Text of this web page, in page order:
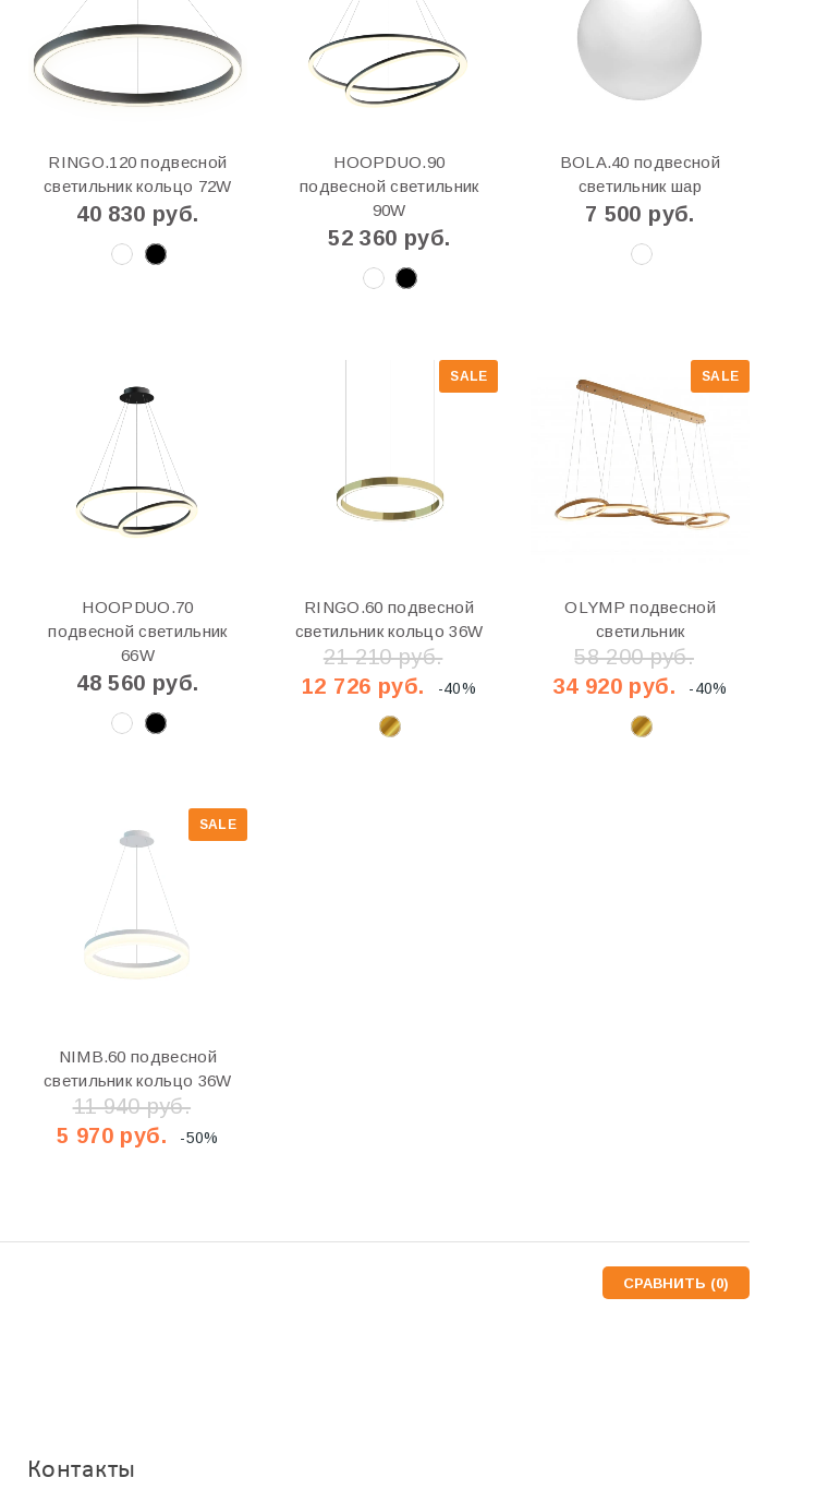
RINGO.120 подвесной
светильник кольцо 72W
40 830 руб.
HOOPDUO.90
подвесной светильник
90W
52 360 руб.
BOLA.40 подвесной
светильник шар
7 500 руб.
HOOPDUO.70
подвесной светильник
66W
48 560 руб.
SALE
RINGO.60 подвесной
светильник кольцо 36W
21 210 руб.
12 726 руб.
-40%
SALE
OLYMP подвесной
светильник
58 200 руб.
34 920 руб.
-40%
SALE
NIMB.60 подвесной
светильник кольцо 36W
11 940 руб.
5 970 руб.
-50%
СРАВНИТЬ (0)
Контакты